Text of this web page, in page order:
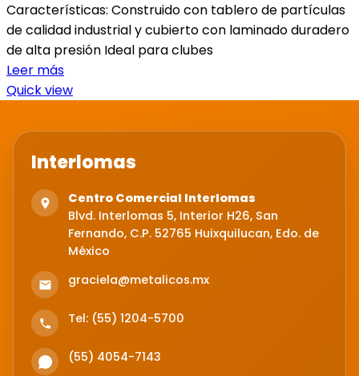
Características: Construido con tablero de partículas
de calidad industrial y cubierto con laminado duradero
de alta presión Ideal para clubes
Leer más
Quick view
Interlomas
Centro Comercial Interlomas
Blvd. Interlomas 5, Interior H26, San
Fernando, C.P. 52765 Huixquilucan, Edo. de
México
graciela@metalicos.mx
Tel: (55) 1204-5700
(55) 4054-7143